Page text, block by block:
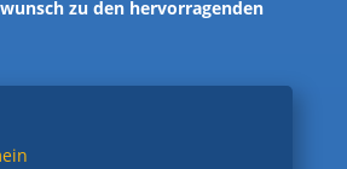
zu den hervorragenden